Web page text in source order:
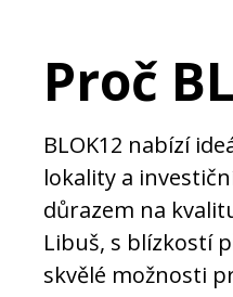
Proč
BLOK12 nabízí
lokality a
důrazem na
Libuš, s blízkostí
skvělé možnosti